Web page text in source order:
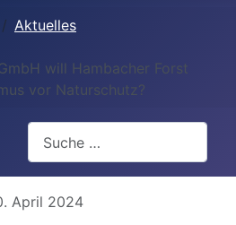
Aktuelles
will Hambacher Forst
vor Naturschutz?
April 2024